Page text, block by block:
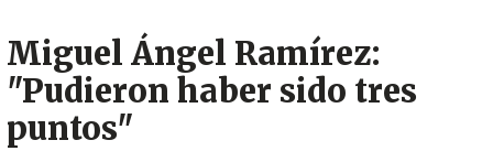
Miguel Ángel Ramírez:
"Pudieron haber sido tres
puntos"